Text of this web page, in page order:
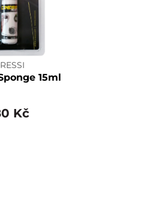
15ml
Kč